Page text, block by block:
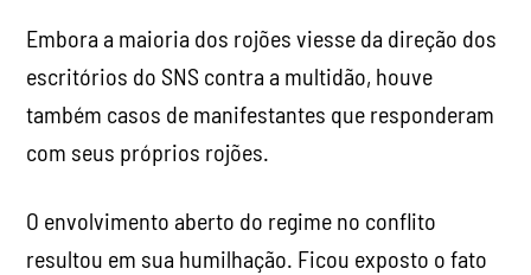
Embora a maioria dos rojões viesse da direção dos
escritórios do SNS contra a multidão, houve
também casos de manifestantes que responderam
com seus próprios rojões.
O envolvimento aberto do regime no conflito
resultou em sua humilhação. Ficou exposto o fato